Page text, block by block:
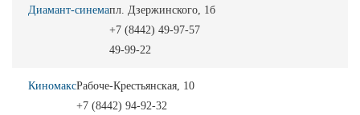
Диамант-синемапл. Дзержинского, 1б
+7 (8442) 49-97-57
49-99-22
КиномаксРабоче-Крестьянская, 10
+7 (8442) 94-92-32